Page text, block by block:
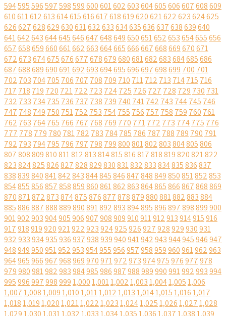
594595596597598599600601602603604605606607608609
610611612613614615616617618619620621622623624625
626627628629630631632633634635636637638639640
641642643644645646647648649650651652653654655656
657658659660661662663664665666667668669670671
672673674675676677678679680681682683684685686
687688689690691692693694695696697698699 700 701
702 703 704705 706 707 708 709 710 711712 713 714715 716
717 718 719 720 721722 723 724725 726 727 728 729 730 731
732 733 734735 736 737 738 739 740 741742 743 744745 746
747 748 749 750 751752 753 754755 756 757 758 759 760 761
762 763 764765 766 767 768 769 770 771772 773 774775 776
777 778 779 780 781782 783 784785 786 787 788 789 790 791
792 793 794795 796 797 798 799800801802803804805806
807808809810811812813814815816817818819820821822
823824825826827828829830831832833834835836837
838839840841842843844845846847848849850851852853
854855856857858859860861862863864865866867868869
870871872873874875876877878879880881882883884
885886887888889890891892893894895896897898899900
901902903904905906907908909910911912913914915916
917918919920921922923924925926927928929930931
932933934935936937938939940941942943944945946947
948949950951952953954955956957958959960961962963
964965966967968969970971972973974975976977978
979980981982983984985986987988989990991992993994
9959969979989991,0001,0011,0021,0031,0041,0051,006
1,0071,0081,0091,0101,0111,0121,0131,0141,0151,0161,017
1,0181,0191,0201,0211,0221,0231,0241,0251,0261,0271,028